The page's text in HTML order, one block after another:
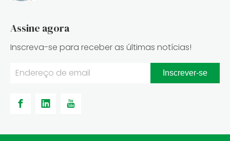
Quais recursos são importantes em uma máquina Edm de afundamento e matriz CNC
Assine agora
Inscreva-se para receber as últimas notícias!
Inscrever-se